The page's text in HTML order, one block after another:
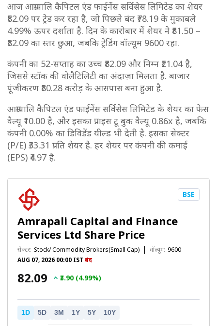
आज आम्रापालि कैपिटल एंड फाईनेंस सर्विसेस लिमिटेड का शेयर
₹82.09 पर ट्रेड कर रहा है, जो पिछले बंद ₹78.19 के मुकाबले
4.99% ऊपर दर्शाता है. दिन के कारोबार में शेयर ने ₹81.50 –
₹82.09 का स्तर छुआ, जबकि ट्रेडिंग वॉल्यूम 9600 रहा.
कंपनी का 52-सप्ताह का उच्च ₹82.09 और निम्न ₹21.04 है,
जिससे स्टॉक की वोलैटिलिटी का अंदाज़ा मिलता है. बाजार
पूंजीकरण ₹80.28 करोड़ के आसपास बना हुआ है.
आम्रापालि कैपिटल एंड फाईनेंस सर्विसेस लिमिटेड के शेयर का फेस
वैल्यू ₹10.00 है, और इसका प्राइस टू बुक वैल्यू 0.86x है, जबकि
कंपनी 0.00% का डिविडेंड यील्ड भी देती है. इसका सेक्टर
(P/E) ₹33.31 प्रति शेयर है. हर शेयर पर कंपनी की कमाई
(EPS) ₹4.97 है.
Amrapali Capital and Finance
Services Ltd Share Price
सेक्टर: Stock/ Commodity Brokers(Small Cap) वॉल्यूम: 9600
AUG 07, 2026 00:00 IST बंद
BSE
₹82.09 ₹3.90 (4.99%)
1D 5D 3M 1Y 5Y 10Y